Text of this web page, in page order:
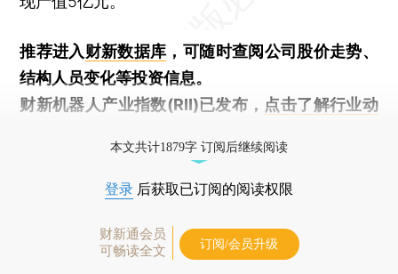
推荐进入财新数据库 ，可随时查阅公司股价走势、
结构人员变化等投资信息。
财新机器人产业指数(RII)已发布， 点击了解行业动
本文共计1879字 订阅后继续阅读
登录 后获取已订阅的阅读权限
财新通会员
可畅读全文
订阅/会员升级